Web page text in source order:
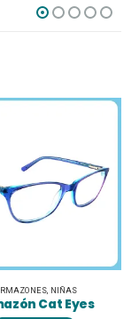
NIÑAS
Cat Eyes